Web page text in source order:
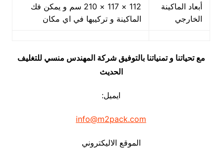
أبعاد الماكينة
الخارجي
112 × 117 × 210 سم و يمكن فك
الماكينة و تركيبها في اي مكان
مع تحياتنا و تمنياتنا بالتوفيق شركة المهندس منسي للتغليف
الحديث
ايميل:
info@m2pack.com
الموقع الاليكتروني